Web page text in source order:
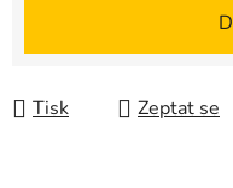
Tisk Zeptat se